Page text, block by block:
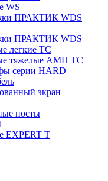
WS
ПРАКТИК WDS
ПРАКТИК WDS
легкие ТС
тяжелые AMH TC
серии HARD
экран
посты
EXPERT T